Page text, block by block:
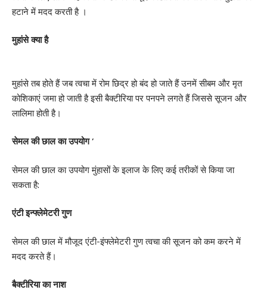
हटाने में मदद करती है ।
मुहांसे क्या है
मुहांसे तब होते हैं जब त्वचा में रोम छिद्र हो बंद हो जाते हैं उनमें सीबम और मृत
कोशिकाएं जमा हो जाती है इसी बैक्टीरिया पर पनपने लगते हैं जिससे सूजन और
लालिमा होती है।
सेमल की छाल का उपयोग ‘
सेमल की छाल का उपयोग मुंहासों के इलाज के लिए कई तरीकों से किया जा
सकता है:
एंटी इन्फ्लेमेटरी गुण
सेमल की छाल में मौजूद एंटी-इंफ्लेमेटरी गुण त्वचा की सूजन को कम करने में
मदद करते हैं।
बैक्टीरिया का नाश